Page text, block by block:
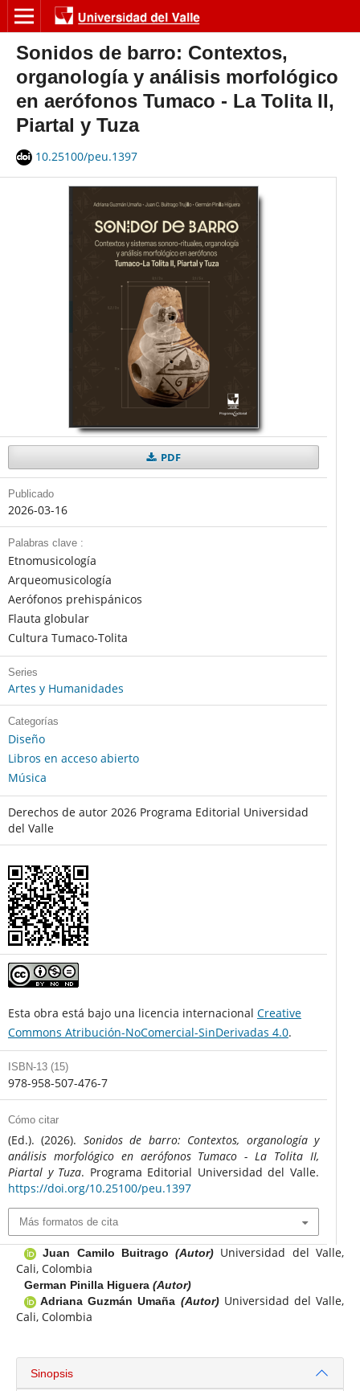
Sonidos de barro: Contextos,
organología y análisis morfológico
en aerófonos Tumaco - La Tolita II,
Piartal y Tuza
10.25100/peu.1397
PDF
Publicado
2026-03-16
Palabras clave :
Etnomusicología
Arqueomusicología
Aerófonos prehispánicos
Flauta globular
Cultura Tumaco-Tolita
Series
Artes y Humanidades
Categorías
Diseño
Libros en acceso abierto
Música
Derechos de autor 2026 Programa Editorial Universidad
del Valle
Esta obra está bajo una licencia internacional Creative
Commons Atribución-NoComercial-SinDerivadas 4.0.
ISBN-13 (15)
978-958-507-476-7
Cómo citar
(Ed.). (2026). Sonidos de barro: Contextos, organología y
análisis morfológico en aerófonos Tumaco - La Tolita II,
Piartal y Tuza. Programa Editorial Universidad del Valle.
https://doi.org/10.25100/peu.1397
Más formatos de cita
Juan Camilo Buitrago(Autor) Universidad del Valle,
Cali, Colombia
German Pinilla Higuera (Autor)
Adriana Guzmán Umaña (Autor) Universidad del Valle,
Cali, Colombia
Sinopsis